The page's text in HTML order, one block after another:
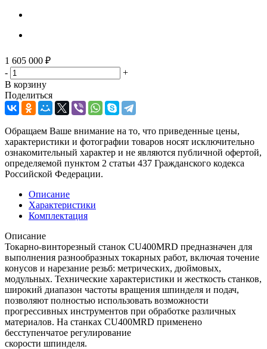
1 605 000 ₽
-
+
В корзину
Поделиться
Обращаем Ваше внимание на то, что приведенные цены,
характеристики и фотографии товаров носят исключительно
ознакомительный характер и не являются публичной офертой,
определяемой пунктом 2 статьи 437 Гражданского кодекса
Российской Федерации.
Описание
Характеристики
Комплектация
Описание
Токарно-винторезный станок СU400MRD предназначен для
выполнения разнообразных токарных работ, включая точение
конусов и нарезание резьб: метрических, дюймовых,
модульных. Технические характеристики и жесткость станков,
широкий диапазон частоты вращения шпинделя и подач,
позволяют полностью использовать возможности
прогрессивных инструментов при обработке различных
материалов. На станках СU400MRD применено
бесступенчатое регулирование
скорости шпинделя.